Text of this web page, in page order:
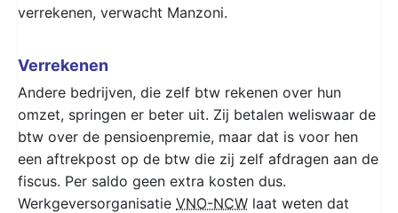
verrekenen, verwacht Manzoni.
Verrekenen
Andere bedrijven, die zelf btw rekenen over hun
omzet, springen er beter uit. Zij betalen weliswaar de
btw over de pensioenpremie, maar dat is voor hen
een aftrekpost op de btw die zij zelf afdragen aan de
fiscus. Per saldo geen extra kosten dus.
Werkgeversorganisatie VNO-NCW laat weten dat